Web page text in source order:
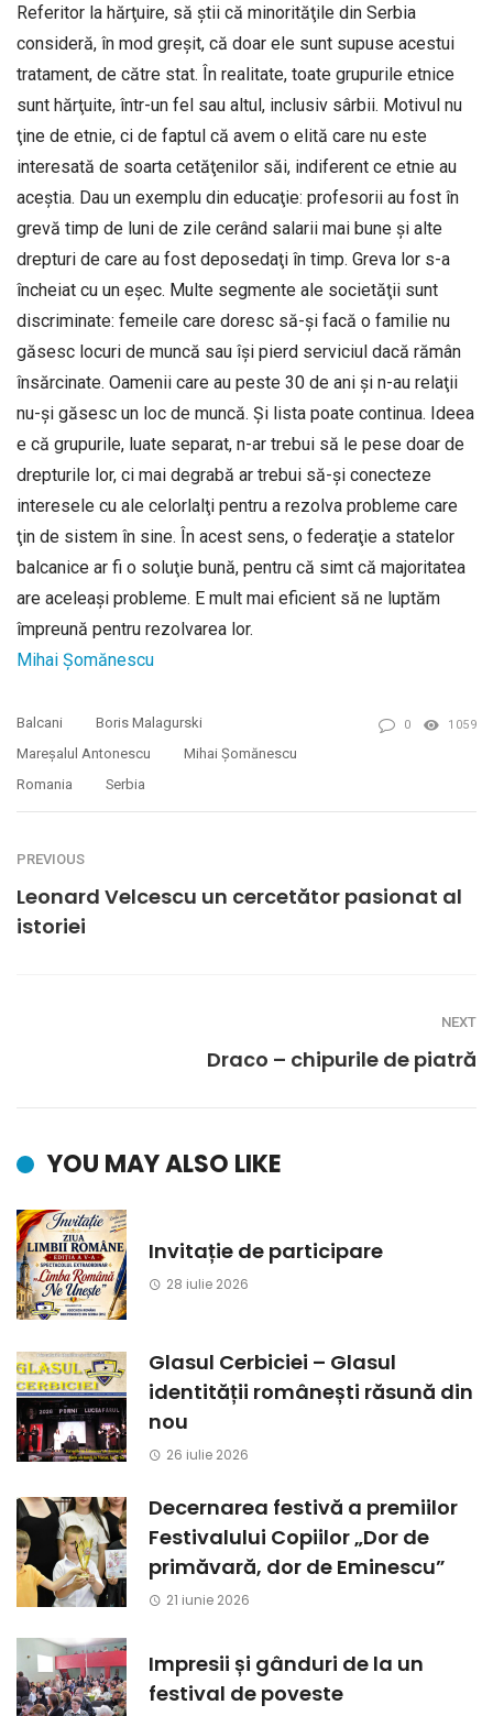
Referitor la hărţuire, să ştii că minorităţile din Serbia
consideră, în mod greşit, că doar ele sunt supuse acestui
tratament, de către stat. În realitate, toate grupurile etnice
sunt hărţuite, într-un fel sau altul, inclusiv sârbii. Motivul nu
ţine de etnie, ci de faptul că avem o elită care nu este
interesată de soarta cetăţenilor săi, indiferent ce etnie au
aceştia. Dau un exemplu din educaţie: profesorii au fost în
grevă timp de luni de zile cerând salarii mai bune şi alte
drepturi de care au fost deposedaţi în timp. Greva lor s-a
încheiat cu un eşec. Multe segmente ale societăţii sunt
discriminate: femeile care doresc să-şi facă o familie nu
găsesc locuri de muncă sau îşi pierd serviciul dacă rămân
însărcinate. Oamenii care au peste 30 de ani şi n-au relaţii
nu-şi găsesc un loc de muncă. Şi lista poate continua. Ideea
e că grupurile, luate separat, n-ar trebui să le pese doar de
drepturile lor, ci mai degrabă ar trebui să-şi conecteze
interesele cu ale celorlalţi pentru a rezolva probleme care
ţin de sistem în sine. În acest sens, o federaţie a statelor
balcanice ar fi o soluţie bună, pentru că simt că majoritatea
are aceleaşi probleme. E mult mai eficient să ne luptăm
împreună pentru rezolvarea lor.
Mihai Șomănescu
Balcani
Boris Malagurski
Mareşalul Antonescu
Mihai Șomănescu
Romania
Serbia
0 1059
PREVIOUS
Leonard Velcescu un cercetător pasionat al
istoriei
NEXT
Draco – chipurile de piatră
YOU MAY ALSO LIKE
Invitație de participare
28 iulie 2026
Glasul Cerbiciei – Glasul
identității românești răsună din
nou
26 iulie 2026
Decernarea festivă a premiilor
Festivalului Copiilor „Dor de
primăvară, dor de Eminescu”
21 iunie 2026
Impresii și gânduri de la un
festival de poveste